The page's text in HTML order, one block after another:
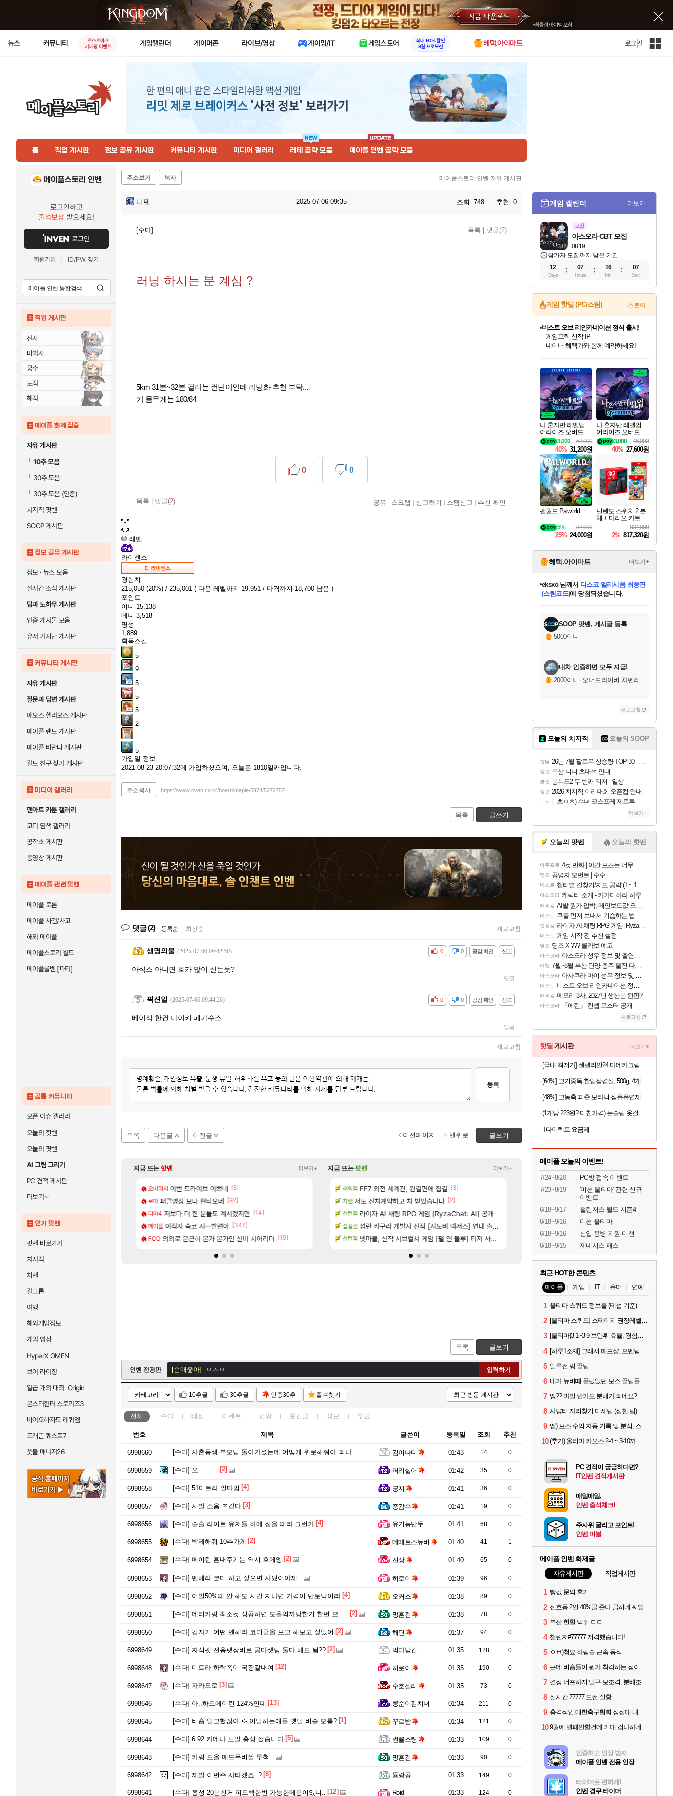
X
뉴스 커뮤니티
로스트아크
기대평 이벤트
게임캘린더 게이머존 라이브/영상 게이밍/IT 게임스토어
최대 90% 할인
8월 프로모션
혜택.아이마트 로그인
인
홈 직업 게시판 정보 공유 게시판 커뮤니티 게시판 미디어 갤러리 레테 공략 모음 메이플 인벤 공략 모음
메이플스토리 인벤
로그인하고
출석보상 받으세요!
로그인
회원가입 ID/PW 찾기
직업 게시판
전사
마법사
궁수
도적
해적
메이플 화제 집중
자유 게시판
└10추 모음
└30추 모음
└30추 모음 (인증)
치지직 팟벤
SOOP 게시판
정보 공유 게시판
정보 · 뉴스 모음
실시간 소식 게시판
팁과 노하우 게시판
인증 게시물 모음
유저 기자단 게시판
커뮤니티 게시판
자유 게시판
질문과 답변 게시판
에오스 핼리오스 게시판
메이플 랜드 게시판
메이플 바란다 게시판
길드 친구 찾기 게시판
미디어 갤러리
팬아트 카툰 갤러리
코디 염색 갤러리
공작소 게시판
동영상 게시판
메이플 관련 팟벤
메이플 토론
메이플 사건/사고
해외 메이플
메이플스토리 월드
메이플롤벤 [파티]
공통 커뮤니티
오픈 이슈 갤러리
오늘의 핫벤
오늘의 팟벤
AI 그림 그리기
PC 견적 게시판
더보기
인기 팟벤
팟벤 바로가기
치지직
차벤
걸그룹
여행
해외게임정보
게임 영상
HyperX OMEN
브이 라이징
일곱 개의 대죄: Origin
몬스터헌터 스토리즈3
바이오하자드 레퀴엠
드래곤 퀘스트7
풋볼 매니저26
주소보기 복사 메이플스토리 인벤 자유 게시판
디텐 2025-07-06 09:35 조회: 748 추천: 0
[수다] 목록 댓글(2)
러닝 하시는 분 계심 ?
5km 31분~32분 걸리는 런닌이인데 러닝화 추천 부탁...
키 몸무게는 180/84
목록 댓글(2)
0 0
공유 스크랩 신고하기 스팸신고 추천 확인
레벨
라이센스
경험치
215,050 (20%) / 235,001 ( 다음 레벨까지 19,951 / 마격까지 18,700 남음 )
포인트
이니 15,138
베니 3,518
명성
1,889
획득스킬
5
9
5
5
5
2
5
가입일 정보
2021-08-23 20:07:32에 가입하셨으며, 오늘은 1810일째입니다.
주소복사 https://www.inven.co.kr/board/maple/5974/5272757
목록 글쓰기
댓글(2) 등록순 최신순 새로고침
생명의물 (2025-07-06 09:42:50) 신고
공감 확인
비공감 0
0
아식스 아니면 호카 많이 신는듯?
답글
픽션일 (2025-07-06 09:44:26) 신고
공감 확인
비공감 0
0
베이식 한건 나이키 페가수스
답글
새로고침
등록
목록 다음글 이전글 글쓰기
이전페이지 맨위로
지금 뜨는핫벤 더보기+
효율이 좋은 상향된 아제나 ㄷㄷ
의 주적은?? [135]
[81]
용 17번 터짐
오버워치 이번 드라이브 이쁘네 [5]
로아 퍼클영상 보다 현타오네 [92]
디아4 저보다 더 한 분들도 계시겠지만 [14]
메이플 이적자 숙코 시ㅡ발련아 [347]
FCO 의외로 은근히 몬가 몬가인 신비 치어리더 [15]
디아4 (15시즌PTR) 악마술사 5경이 뜨네요 [5]
메이플 빵 가격이 24500원 이라길래 결제 취소하고 나왔다
로아 너넨 대난 함부로 가지 마라.. [45]
디아4 Ptr신규무기 인검이라길래 뭔가했는데 [5]
메이플 게이머라면 필수로 알아야 할 것 [116]
Ssf 정의를 내려 버린 디시인
[6]
100:8 보다 효율이 좋은 상향된 아제나 ㄷㄷ
우리 나라의 주적은?? [135]
빵값 문의 후기
[81]
레테 재사용 17번 터짐 [76]
지금 뜨는팟벤 더보기+
만화 | 야간 보초는 너무 힘들어
트 때는 로비에 온라인 기능이 있는데
2판 ‘몬헌 와일즈’, 30~40fps 목표 추정
브 리인카네이션 오픈 트레일러
여행 7년만에 가족여행을 다녀왔습니다.
아스오라 「에린」 컨셉 포스터 공개
비스트 쿠를 먼저 보내서 기습하는 법
리싱크드 리싱크드 1.06 패치노트 (8/5)
비스트 비스트 오브 리인카네이션 정보/공략글 모음
해외겜 FF7 외전 세계관, 완결편에 집결 [3]
차벤 저도 신차계약하고 차 받았습니다 [2]
섭컬겜 라이자 AI 채팅 RPG 게임 [RyzaChat: AI] 공개
섭컬겜 섬란 카구라 개발사 신작 [시노비 넥서스] 연내 출시 예정
섭컬겜 넷마블, 신작 서브컬쳐 게임 [펄 인 블루] 티저 사이트 오픈
비스트 챕터별 길찾기/지도 공략 (1 ~ 12장)
4컷 만화 | 야간 보초는 너무 힘들어
리밋제로 테스트 때는 로비에 온라인 기능이 있는데
해외겜 스위치2판 ‘몬헌 와일즈’, 30~40fps 목표 추
비스트 오브 리인카네이션 오픈 트레일러
목록 글쓰기
인벤 전광판
[순애좋아]
ㅇㅅㅇ
[먼고는제논] I망고스무디I-거공먹튀범입니다. 길드신청할 시 거르세요
[먼고는제논] I망고스무디I-거공먹튀범입니다. 길드신청할 시 거르세요
메이플스토리 인벤에 오신 것을 환영합니다~★
입력하기
10추글 30추글 인증30추 즐겨찾기
전체 수다 테섭 이벤트 인방 웃긴글 정보 투표
번호 제목 글쓴이 등록일 조회 추천
6998660 [수다] 사촌동생 부모님 돌아가셨는데 어떻게 위로해줘야 되냐.. 김이나디 01:43 14 0
6998659 [수다] 오.......... [2] 퍼리싫어 01:42 35 0
6998658 [수다] 51미트라 얼마임 [4] 공지 01:41 36 0
6998657 [수다] 시발 소음 ㅈ같다 [3] 증감수 01:41 19 0
6998656 [수다] 슬슬 라이트 유저들 하메 잡을 때라 그런가 [4] 유기농만두 01:41 68 0
6998655 [수다] 박제해줘 10추가게 [2] 데메토스뉴비 01:40 41 1
6998654 [수다] 메이린 혼내주기는 역시 호에엥 [2] 진상 01:40 65 0
6998653 [수다] 멘헤라 코디 하고 싶으면 사뒀어야제 히로이 01:39 96 0
6998652 [수다] 어빌50%때 안 해도 시간 지나면 가격이 반토막이라 [4] 오커스 01:38 89 0
6998651 [수다] 데티카링 최소컷 성공하면 도올억까당한거 한번 모아봐야지 [2] 망혼검 01:38 78 0
6998650 [수다] 갑자기 어떤 멘헤라 코디글을 보고 해보고 싶었어 [2] 해딘 01:37 94 0
6998649 [수다] 자석펫 전용펫장비로 공마셋팅 둘다 해도 됨?? [2] 먹다남긴 01:35 128 0
6998648 [수다] 미트라 하락폭이 국장같내여 [12] 히로이 01:35 190 0
6998647 [수다] 자라도로 [3] 수호젤리 01:35 73 0
6998646 [수다] 아..하드메이린 124%인데 [13] 콩순이김치녀 01:34 211 0
6998645 [수다] 비숍 알고했잖아 <- 이말하는애들 옛날 비숍 모름? [1] 꾸르밤 01:34 121 0
6998644 [수다] 6.92 카데나 노말 흉성 깼습니다 [5] 썬콜소령 01:33 109 0
6998643 [수다] 카링 도올 매드무비짤 투척 망혼검 01:33 90 0
6998642 [수다] 제발 이번주 샤타겠죠..? [8] 듕랑공 01:33 149 0
6998641 [수다] 흉성 20분친거 피드백한번 가능한메붕이있니.. [12] Roid 01:33 124 0
게임 캘린더 더보기+
모집
08.19
아스오라 CBT 모집
참가자 모집까지 남은 기간
12
Days
07
Hours
16
Min
05
Sec
게임 핫딜 (PC/스팀) 스토어+
최대 90% 할인가를 만나보세요!
네이버혜택과 함께 만나보세요!
50%할인&추가 적립까지!
이니&베니 혜택까지!
비스트 오브 리인카네이션 정식 출시!
게임프릭 신작 IP
네이버 혜택가와 함께 예약하세요!
할인&네이버혜택으로 만나보세요!
네이버페이 혜택과 만나보세요!
40주년 프로모션으로 만나보세요!
네이버 포인트 혜택까지!
할인가에 만나보세요!
일부 에디션 상시 할인!
혜택으로 예약 판매 중
편안하게 충전하세요
나 혼자만 레벨업
어라이즈 오버드라
이브 디럭스 에디션
Solo Leveling Arise
Overdrive Deluxe Edi
tion
52,000
3,000
40% 31,200원
나 혼자만 레벨업
어라이즈 오버드라
이브 Solo Leveling A
rise
46,000
3,000
40% 27,600원
팰월드 Palworld
32,000
5%
25% 24,000원
닌텐도 스위치 2 본
체 + 마리오 카트 월
드 + 포켓몬 포코피
아 번들
834,000
2% 817,320원
혜택.아이마트 더보기+
당첨되셨습니다.
당첨되셨습니다.
칠부님께서네이버페이 1만원
교환권에 당첨되셨습니다.
당첨되셨습니다.
당첨되셨습니다.
에디션 (스팀코드) 를 교환.
당첨되셨습니다.
당첨되셨습니다.
당첨되셨습니다.
당첨되셨습니다.
SOOP 팟벤, 게시글 등록
5000이니
내차 인증하면 모두 지급!
2000이니 · 오너드라이버 차벤러
새로고침
오늘의 치지직 오늘의 SOOP
잡담 26년 7월 팔로우 상승량 TOP 30 - 월간 치지직
정보 룩삼 니니 초대석 안내
클립 봉누도2 두 번째 티저 - 일상
정보 2026 치지직 이리대회 오픈컵 안내
ㅗㅜㅑ 초ㅇㅎ) 수녀 코스프레 제로투
더보기+
오늘의 팟벤 오늘의 핫벤
아주프로 4컷 만화 | 야간 보초는 너무 힘들어
명조 공명자 모먼트 | 수수
비스트 챕터별 길찾기/지도 공략 (1 ~ 12장)
아스오라 캐릭터 소개 - 카가미하라 하루
해외겜 AI발 원가 압박, 메인보드값 오르나
비스트 쿠를 먼저 보내서 기습하는 법
섭컬겜 라이자 AI 채팅 RPG 게임 [RyzaChat: AI] 공개
비스트 게임 시작 전 추천 설정
명조 명조 X ??? 콜라보 예고
아스오라 아스오라 성우 정보 및 출연작 모음
여행 7월~8월 부산-단양-충주-울진 다녀왔어요~
아스오라 아사쿠라 마이 성우 정보 및 주요 필모
비스트 비스트 오브 리인카네이션 정보/공략글 모음
해외겜 메모리 3사, 2027년 생산분 완판?
아스오라 「에린」 컨셉 포스터 공개
새로고침
핫딜 게시판 더보기+
[64%] 고기중독 한입삼겹살, 500g, 4개
T다이렉트 요금제
메이플 오늘의 이벤트!
7/24~8/20
PC방 접속 이벤트
7/23~8/19
'미션 울티마' 관련 신규
이벤트
6/18~9/17
챌린저스 월드 시즌4
6/18~9/16
미션 울티마
6/18~9/16
신입 용병 지원 미션
6/18~9/15
제네시스 패스
최근 HOT한 콘텐츠
메이플 게임 IT 유머 연예
1 울티마 스쿼드 정보들 (테섭 기준)
2 [울티마 스쿼드] 스테이지 권장레벨, 잠재옵션표, 스킬퍼뎀, 장비 리스트 및 능력치 공유
3 [울티마]3-1~3-9 보만튀 효율, 경험치 공략 및 소소한 컨트롤 팁
4 [하루1소재] 그래서 메포샵, 모멘텀 효율 얼마나 좋음?
5 일루전 링 꿀팁
6 내가 뉴비때 몰랐었던 보스 꿀팁들
7 엥?? 마빌 안가도 분해가 되네요?
8 사냥터 자리찾기 미세팁 (섭첸 팁)
9 앱) 보스 수익 자동 기록 및 분석, 스케줄러 알림
10 (추가) 울티마 카오스 2-4 ~ 3-10까지 공략 스펙 및 팁 공유
PC 견적이 궁금하다면?
IT인벤 견적게시판
매일매일,
인벤 출석체크!
주사위 굴리고 포인트!
인벤 마블
메이플 인벤 화제글
자유게시판 직업게시판
1 빵값 문의 후기
2 신호등 2인 40%글 존나 긁히네 씨발
3 부산 헌혈 먹튀 ㄷㄷ..
4 챌린저#77777 저격했습니다!
5 ㅇㅂ)청묘 하림솔 근속 동식
6 근데 비숍들이 뭔가 착각하는 점이 있는데
7 결정 너프하지 말구 보조격, 분배조율격수 막으면 좋겠다
8 실시간 77777 도전 실황
9 충격적인 대한축구협회 성접대 내역.jpg
10 9월에 밸패안할건데 기대 겁나하네
인증하고 인장 받자
메이플 인벤 전용 인장
타이머로 편하게!
인벤 경쿠 타이머